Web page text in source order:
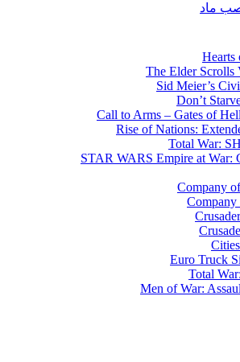
ماد
The Elder Scrolls
Sid Meier’s
Don’t
Call to Arms – Gates of
Rise of Nations:
Total War:
STAR WARS Empire at War:
Company
Company
Euro Truck
Total
Men of War: